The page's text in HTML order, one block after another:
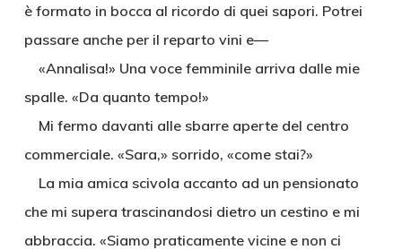
è formato in bocca al ricordo di quei sapori. Potrei
passare anche per il reparto vini e—
«Annalisa!» Una voce femminile arriva dalle mie
spalle. «Da quanto tempo!»
Mi fermo davanti alle sbarre aperte del centro
commerciale. «Sara,» sorrido, «come stai?»
La mia amica scivola accanto ad un pensionato
che mi supera trascinandosi dietro un cestino e mi
abbraccia. «Siamo praticamente vicine e non ci